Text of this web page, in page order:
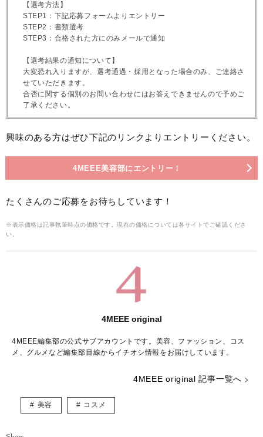
【選考方法】
STEP1：下記応募フォームよりエントリー
STEP2：書類選考
STEP3：合格された方にのみメールで通知
【選考結果の通知について】
大変恐れ入りますが、選考通過・採用となった場合のみ、ご連絡さ
せていただきます。
合否に関する個別のお問い合わせにはお答えできませんので予めご
了承ください。
興味のある方はぜひ下記のリンクよりエントリーください。
4MEEE美容部にエントリー！
たくさんのご応募をお待ちしています！
※表示価格は記事執筆時点の価格です。現在の価格については各サイトでご確認くださ
い。
4MEEE original
4MEEE編集部の公式サブアカウントです。美容、ファッション、コス
メ、グルメなど編集部目線からイチオシ情報をお届けしています。
4MEEE original 記事一覧へ
美容 コスメ